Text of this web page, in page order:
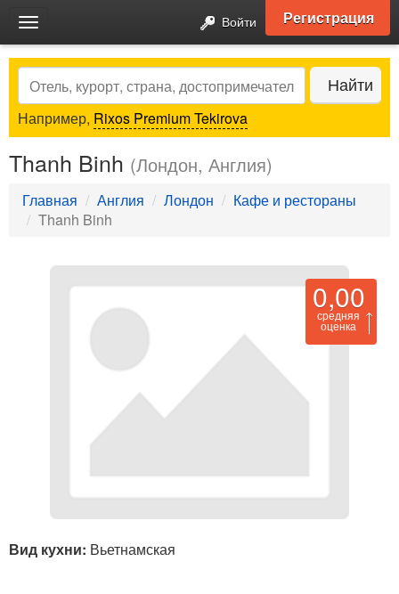
Toggle
navigation
Войти Регистрация
Search Найти
Например, Rixos Premium Tekirova
Thanh Binh (Лондон, Англия)
Главная Англия Лондон
Кафе и рестораны
Thanh Binh
0,00
средняя
оценка
Вид кухни: Вьетнамская